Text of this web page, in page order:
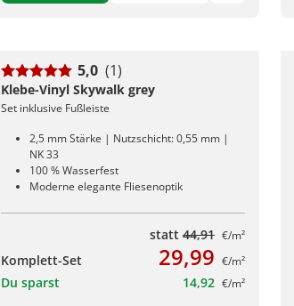
5,0 (1)
Klebe-Vinyl Skywalk grey
Set inklusive Fußleiste
2,5 mm Stärke | Nutzschicht: 0,55 mm |
NK 33
100 % Wasserfest
Moderne elegante Fliesenoptik
statt 44,91 €/m²
Komplett-Set 29,99 €/m²
Du sparst 14,92 €/m²